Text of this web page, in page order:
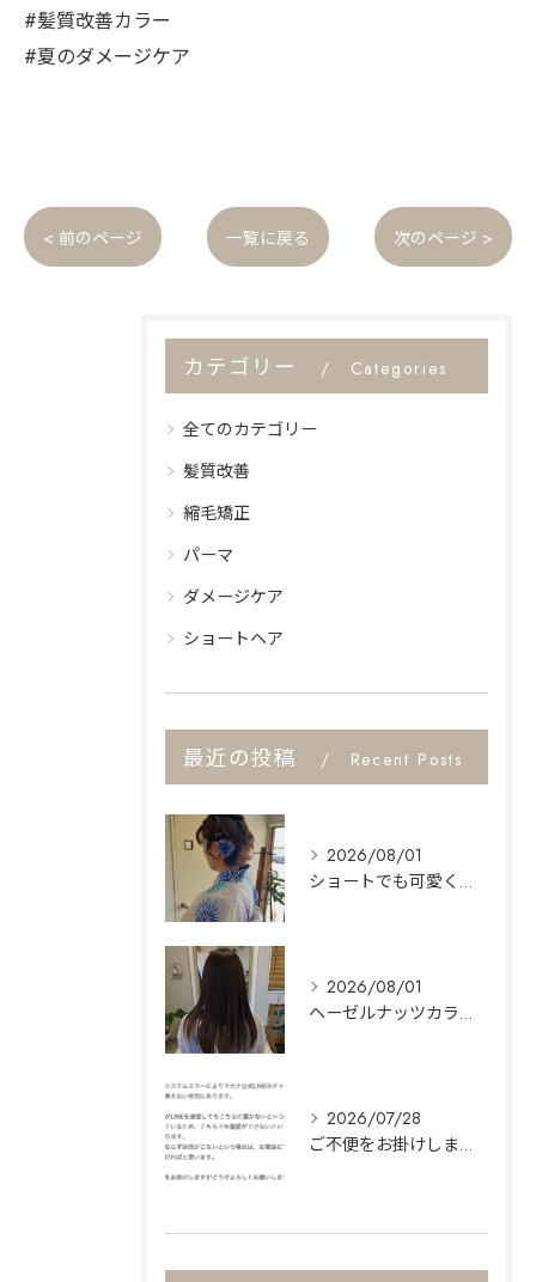
#髪質改善カラー
#夏のダメージケア
< 前のページ 一覧に戻る 次のページ >
カテゴリー Categories
全てのカテゴリー
髪質改善
縮毛矯正
パーマ
ダメージケア
ショートヘア
最近の投稿 Recent Posts
2026/08/01
ショートでも可愛くセット👍
2026/08/01
ヘーゼルナッツカラー🌿
2026/07/28
ご不便をお掛けしますがよろしくお願いします🙇